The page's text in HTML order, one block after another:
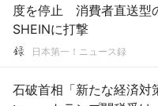
度を停止 消費者直送型
SHEINに打撃
日本第一！ニュース録
石破首相「新たな経済対